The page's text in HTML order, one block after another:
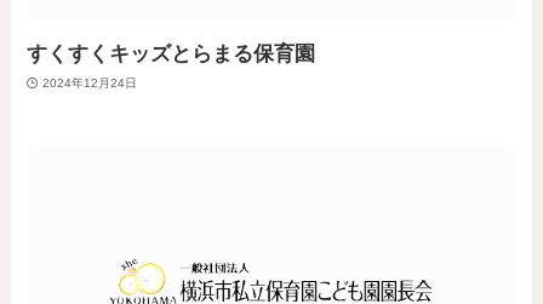
すくすくキッズとらまる保育園
2024年12月24日